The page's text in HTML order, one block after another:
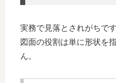
実務で見落とされがちです
図面の役割は単に形状を
ん。